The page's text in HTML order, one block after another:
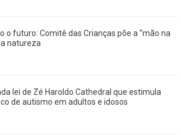
o futuro: Comitê das Crianças põe a “mão na
natureza
lei de Zé Haroldo Cathedral que estimula
de autismo em adultos e idosos